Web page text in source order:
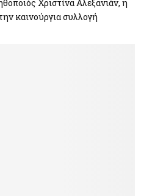
Χριστίνα Αλεξανιάν, η
καινούργια συλλογή